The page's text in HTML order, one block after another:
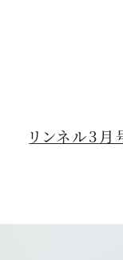
リンネル3